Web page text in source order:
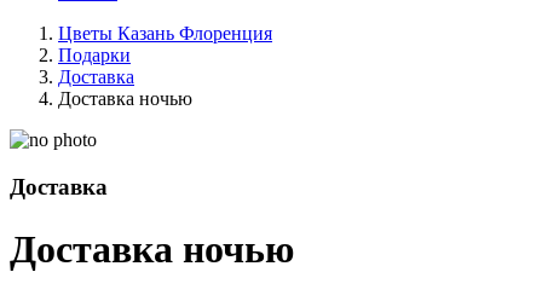
Цветы Казань Флоренция
Подарки
Доставка
Доставка ночью
Доставка
Доставка ночью